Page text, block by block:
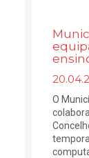
O